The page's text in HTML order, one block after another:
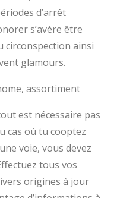
d’arrêt
s’avère être
circonspection ainsi
glamours.
assortiment
est nécessaire pas
cas où tu cooptez
voie, vous devez
tous vos
origines à jour